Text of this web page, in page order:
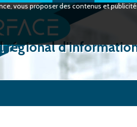
vous proposer des contenus et
régional